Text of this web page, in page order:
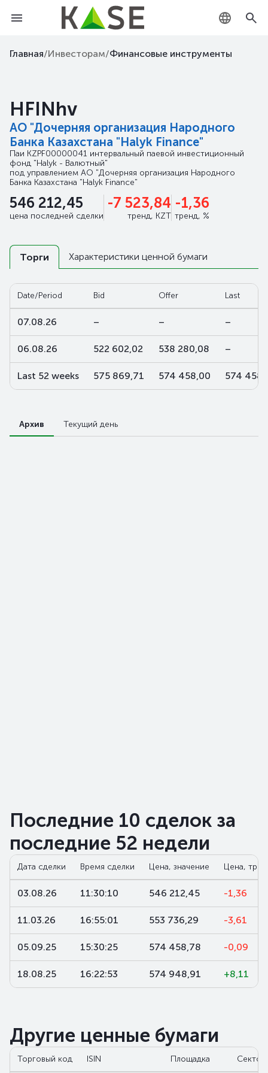
KZ
Главная/Инвесторам/Финансовые инструменты
HFINhv
АО "Дочерняя организация Народного
Банка Казахстана "Halyk Finance"
Паи KZPF00000041 интервальный паевой инвестиционный
фонд "Halyk - Валютный"
под управлением АО "Дочерняя организация Народного
Банка Казахстана "Halyk Finance"
546 212,45
цена последней сделки
-7 523,84
тренд, KZT
-1,36
тренд, %
Торги Характеристики ценной бумаги
Date/Period Bid Offer Last
07.08.26 – – –
06.08.26 522 602,02 538 280,08 –
Last 52 weeks 575 869,71 574 458,00 574
Архив Текущий день
Последние 10 сделок за
последние 52 недели
Дата сделки Время сделки Цена, значение Цена,
03.08.26 11:30:10 546 212,45 -1,36
11.03.26 16:55:01 553 736,29 -3,61
05.09.25 15:30:25 574 458,78 -0,09
18.08.25 16:22:53 574 948,91 +8,11
Другие ценные бумаги
Торговый код ISIN Площадка Сектор